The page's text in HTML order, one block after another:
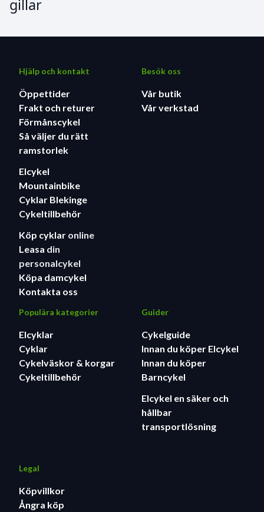
gillar
Hjälp och kontakt
Öppettider
Frakt och returer
Förmånscykel
Så väljer du rätt
ramstorlek
Elcykel
Mountainbike
Cyklar Blekinge
Cykeltillbehör
Köp cyklar online
Leasa din
personalcykel
Köpa damcykel
Kontakta oss
Besök oss
Vår butik
Vår verkstad
Populära kategorier
Elcyklar
Cyklar
Cykelväskor & korgar
Cykeltillbehör
Guider
Cykelguide
Innan du köper Elcykel
Innan du köper
Barncykel
Elcykel en säker och
hållbar
transportlösning
Legal
Köpvillkor
Ångra köp